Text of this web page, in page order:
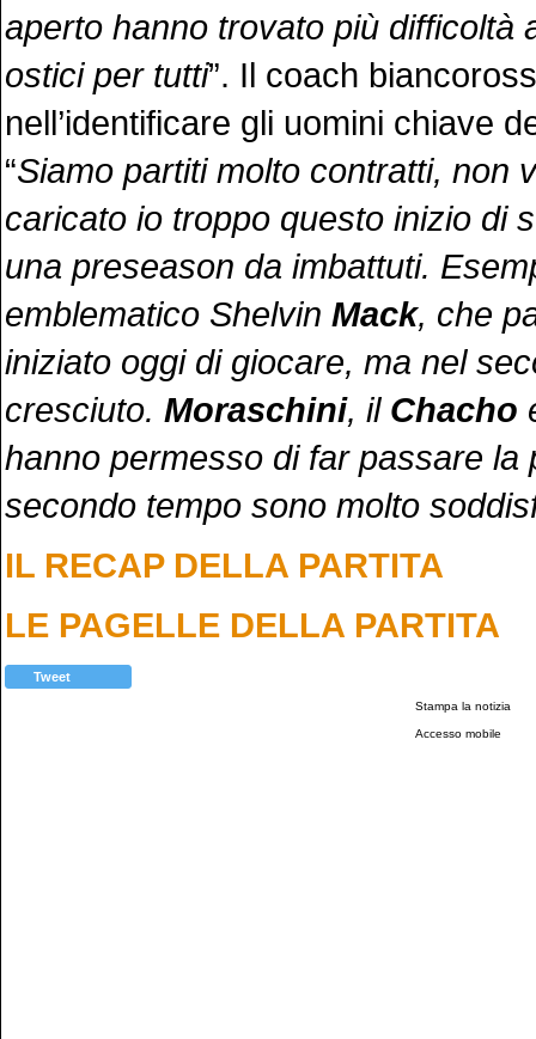
aperto hanno trovato più difficoltà
ostici per tutti”. Il coach
nell’identificare gli uomini chiave
“Siamo partiti molto contratti, non
caricato io troppo questo inizio di
una preseason da imbattuti.
emblematico Shelvin Mack, che
iniziato oggi di giocare, ma nel
cresciuto. Moraschini, il Chacho
hanno permesso di far passare la
secondo tempo sono molto
IL RECAP DELLA PARTITA
LE PAGELLE DELLA PARTITA
Tweet
Stampa la notizia
Accesso mobile